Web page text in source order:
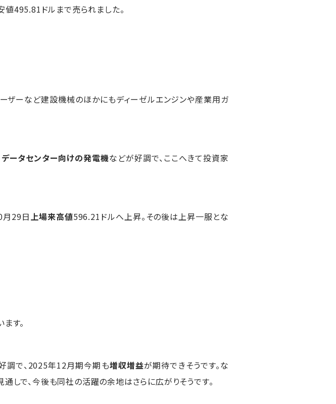
495.81ドルまで売られました。
ザーなど建設機械のほかにもディーゼルエンジンや産業用ガ
データセンター向けの発電機などが好調で、ここへきて投資家
月29日上場来高値596.21ドルへ上昇。その後は上昇一服とな
す。
調で、2025年12月期今期も増収増益が期待できそうです。な
通しで、今後も同社の活躍の余地はさらに広がりそうです。